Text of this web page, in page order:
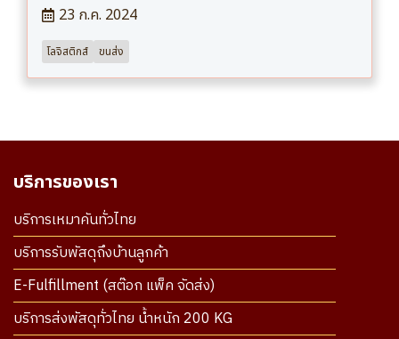
23 ก.ค. 2024
โลจิสติกส์ ขนส่ง
บริการของเรา
บริการเหมาคันทั่วไทย
บริการรับพัสดุถึงบ้านลูกค้า
E-Fulfillment (สต๊อก แพ็ค จัดส่ง)
บริการส่งพัสดุทั่วไทย น้ำหนัก 200 KG